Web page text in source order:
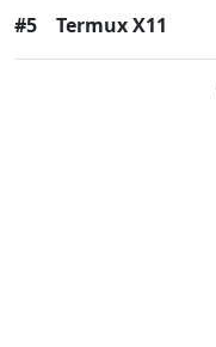
#5 Termux X11